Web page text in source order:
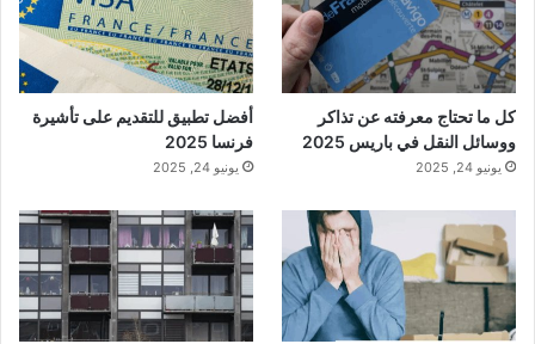
كل ما تحتاج معرفته عن تذاكر
ووسائل النقل في باريس 2025
يونيو 24, 2025
أفضل تطبيق للتقديم على تأشيرة
فرنسا 2025
يونيو 24, 2025